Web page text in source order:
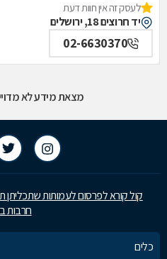
לעסק זה אין חוות דעת
יד חרוצים 18, ירושלים
02-6630370
מצאת מידע לא
קול קורא לפרסום לעמותות שתכליתן
חרבות
כלים